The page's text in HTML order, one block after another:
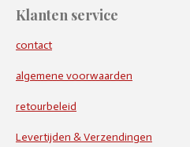
Klanten service
contact
algemene voorwaarden
retourbeleid
Levertijden & Verzendingen